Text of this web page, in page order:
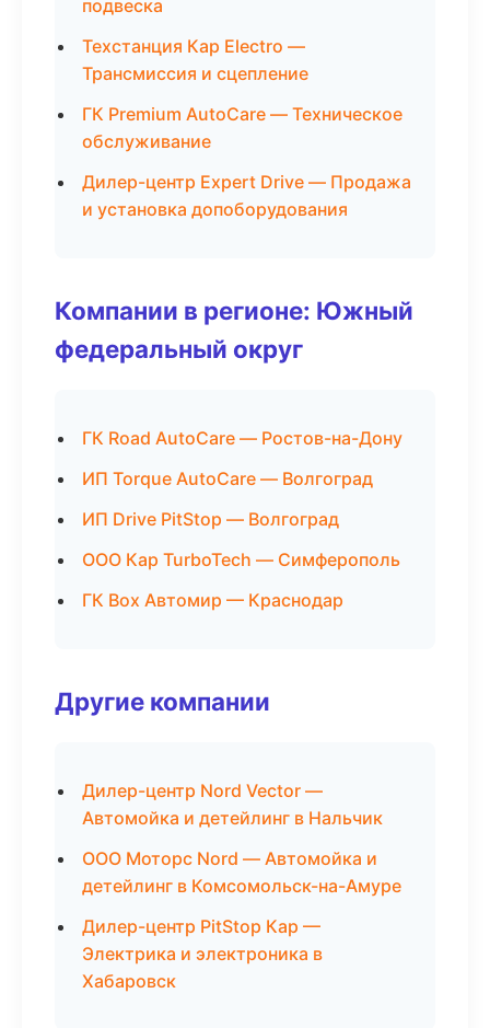
подвеска
Техстанция Кар Electro —
Трансмиссия и сцепление
ГК Premium AutoCare — Техническое
обслуживание
Дилер-центр Expert Drive — Продажа
и установка допоборудования
Компании в регионе: Южный
федеральный округ
ГК Road AutoCare — Ростов-на-Дону
ИП Torque AutoCare — Волгоград
ИП Drive PitStop — Волгоград
ООО Кар TurboTech — Симферополь
ГК Box Автомир — Краснодар
Другие компании
Дилер-центр Nord Vector —
Автомойка и детейлинг в Нальчик
ООО Моторс Nord — Автомойка и
детейлинг в Комсомольск-на-Амуре
Дилер-центр PitStop Кар —
Электрика и электроника в
Хабаровск